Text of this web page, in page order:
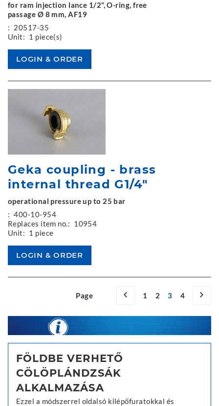
for ram injection lance 1/2", O-ring, free
passage Ø 8 mm, AF19
: 20517-35
Unit: 1 piece(s)
Geka coupling - brass
internal thread G1/4"
operational pressure up to 25 bar
: 400-10-954
Replaces item no.: 10954
Unit: 1 piece
Page 1 2 3 4
FÖLDBE VERHETŐ
CÖLÖPLÁNDZSÁK
ALKALMAZÁSA
Ezzel a módszerrel oldalsó kilépőfuratokkal és